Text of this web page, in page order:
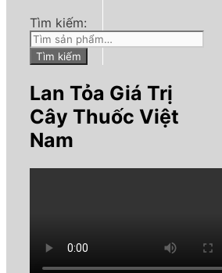
Tìm kiếm:
Tìm kiếm
Lan Tỏa Giá Trị
Cây Thuốc Việt
Nam